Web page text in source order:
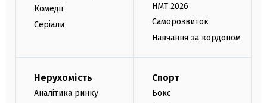
Комедії
Серіали
НМТ 2026
Саморозвиток
Навчання за кордоном
Нерухомість
Аналітика ринку
Спорт
Бокс